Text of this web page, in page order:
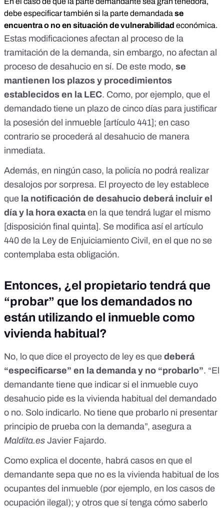
debe especificar también si la parte demandada se
encuentra o no en situación de vulnerabilidad económica.
Estas modificaciones afectan al proceso de la
tramitación de la demanda, sin embargo, no afectan al
proceso de desahucio en sí. De este modo, se
mantienen los plazos y procedimientos
establecidos en la LEC. Como, por ejemplo, que el
demandado tiene un plazo de cinco días para justificar
la posesión del inmueble [artículo 441]; en caso
contrario se procederá al desahucio de manera
inmediata.
Además, en ningún caso, la policía no podrá realizar
desalojos por sorpresa. El proyecto de ley establece
que la notificación de desahucio deberá incluir el
día y la hora exactaen la que tendrá lugar el mismo
[disposición final quinta]. Se modifica así el artículo
440 de la Ley de Enjuiciamiento Civil , en el que no se
contemplaba esta obligación.
Entonces, ¿el propietario tendrá que
“probar” que los demandados no
están utilizando el inmueble como
vivienda habitual?
No, lo que dice el proyecto de ley es que deberá
“especificarse” en la demanda y no “probarlo”. “El
demandante tiene que indicar si el inmueble cuyo
desahucio pide es la vivienda habitual del demandado
o no. Solo indicarlo. No tiene que probarlo ni presentar
principio de prueba con la demanda”, asegura a
Maldita.es Javier Fajardo.
Como explica el docente, habrá casos en que el
demandante sepa que no es la vivienda habitual de los
ocupantes del inmueble (por ejemplo, en los casos de
ocupación ilegal); y otros que sí tenga cómo saberlo